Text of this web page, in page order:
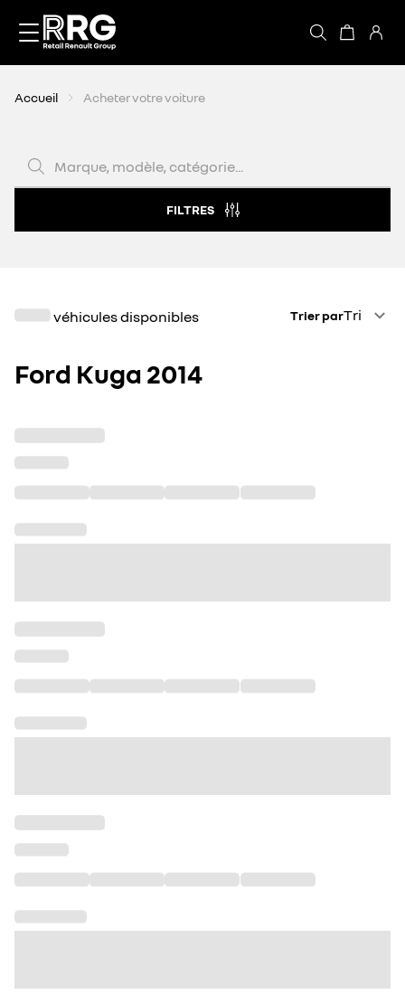
Accueil Acheter votre voiture
FILTRES
véhicules disponibles Trier parTri
Ford Kuga 2014